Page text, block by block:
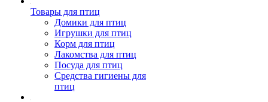
Товары для птиц
Домики для птиц
Игрушки для птиц
Корм для птиц
Лакомства для птиц
Посуда для птиц
Средства гигиены для
птиц